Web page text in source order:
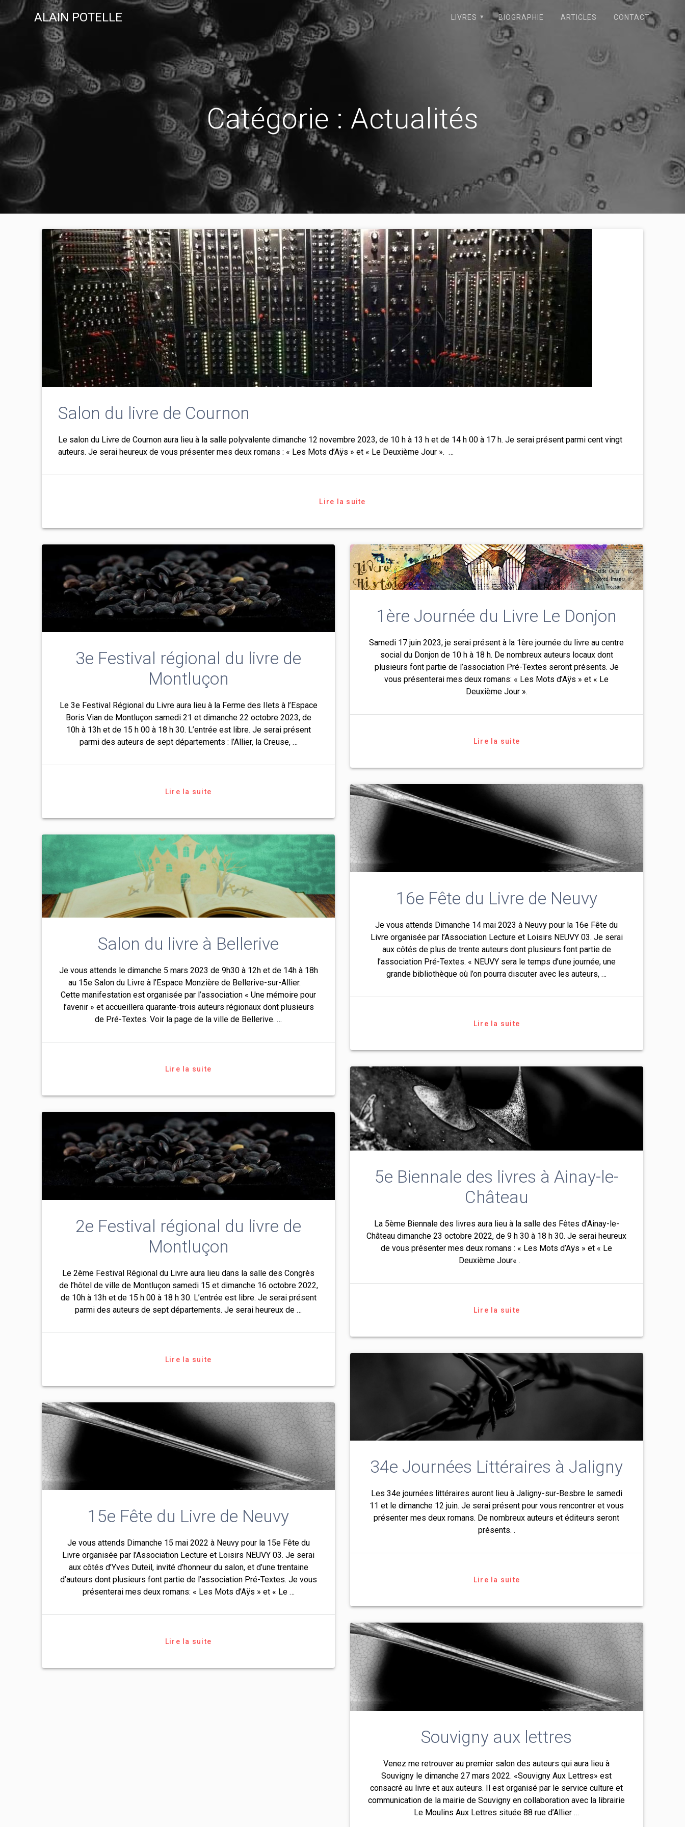
to
ALAIN POTELLE LIVRES BIOGRAPHIE ARTICLES CONTACT
Catégorie : Actualités
Salon du livre de Cournon
Le salon du Livre de Cournon aura lieu à la salle polyvalente dimanche 12 novembre 2023, de 10 h à 13 h et de 14 h 00 à 17 h. Je serai présent parmi cent vingt
auteurs. Je serai heureux de vous présenter mes deux romans : « Les Mots d’Aÿs » et « Le Deuxième Jour ». …
Lire la suite
3e Festival régional du livre de
Montluçon
Le 3e Festival Régional du Livre aura lieu à la Ferme des Ilets à l’Espace
Boris Vian de Montluçon samedi 21 et dimanche 22 octobre 2023, de
10h à 13h et de 15 h 00 à 18 h 30. L’entrée est libre. Je serai présent
parmi des auteurs de sept départements : l’Allier, la Creuse, …
Lire la suite
1ère Journée du Livre Le Donjon
Samedi 17 juin 2023, je serai présent à la 1ère journée du livre au centre
social du Donjon de 10 h à 18 h. De nombreux auteurs locaux dont
plusieurs font partie de l’association Pré-Textes seront présents. Je
vous présenterai mes deux romans: « Les Mots d’Aÿs » et « Le
Deuxième Jour ».
Lire la suite
16e Fête du Livre de Neuvy
Je vous attends Dimanche 14 mai 2023 à Neuvy pour la 16e Fête du
Livre organisée par l’Association Lecture et Loisirs NEUVY 03. Je serai
aux côtés de plus de trente auteurs dont plusieurs font partie de
l’association Pré-Textes. « NEUVY sera le temps d’une journée, une
grande bibliothèque où l’on pourra discuter avec les auteurs, …
Lire la suite
Salon du livre à Bellerive
Je vous attends le dimanche 5 mars 2023 de 9h30 à 12h et de 14h à 18h
au 15e Salon du Livre à l’Espace Monzière de Bellerive-sur-Allier.
Cette manifestation est organisée par l’association « Une mémoire pour
l’avenir » et accueillera quarante-trois auteurs régionaux dont plusieurs
de Pré-Textes. Voir la page de la ville de Bellerive. …
Lire la suite
5e Biennale des livres à Ainay-le-
Château
La 5ème Biennale des livres aura lieu à la salle des Fêtes d’Ainay-le-
Château dimanche 23 octobre 2022, de 9 h 30 à 18 h 30. Je serai heureux
de vous présenter mes deux romans : « Les Mots d’Aÿs » et « Le
Deuxième Jour« .
Lire la suite
2e Festival régional du livre de
Montluçon
Le 2ème Festival Régional du Livre aura lieu dans la salle des Congrès
de l’hôtel de ville de Montluçon samedi 15 et dimanche 16 octobre 2022,
de 10h à 13h et de 15 h 00 à 18 h 30. L’entrée est libre. Je serai présent
parmi des auteurs de sept départements. Je serai heureux de …
Lire la suite
34e Journées Littéraires à Jaligny
Les 34e journées littéraires auront lieu à Jaligny-sur-Besbre le samedi
11 et le dimanche 12 juin. Je serai présent pour vous rencontrer et vous
présenter mes deux romans. De nombreux auteurs et éditeurs seront
présents. .
Lire la suite
15e Fête du Livre de Neuvy
Je vous attends Dimanche 15 mai 2022 à Neuvy pour la 15e Fête du
Livre organisée par l’Association Lecture et Loisirs NEUVY 03. Je serai
aux côtés d’Yves Duteil, invité d’honneur du salon, et d’une trentaine
d’auteurs dont plusieurs font partie de l’association Pré-Textes. Je vous
présenterai mes deux romans: « Les Mots d’Aÿs » et « Le …
Lire la suite
Souvigny aux lettres
Venez me retrouver au premier salon des auteurs qui aura lieu à
Souvigny le dimanche 27 mars 2022. «Souvigny Aux Lettres» est
consacré au livre et aux auteurs. Il est organisé par le service culture et
communication de la mairie de Souvigny en collaboration avec la librairie
Le Moulins Aux Lettres située 88 rue d’Allier …